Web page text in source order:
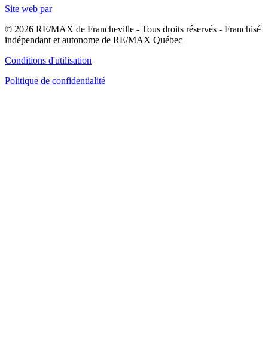
Site web par
© 2026 RE/MAX de Francheville - Tous droits réservés - Franchisé
indépendant et autonome de RE/MAX Québec
Conditions d'utilisation
Politique de confidentialité